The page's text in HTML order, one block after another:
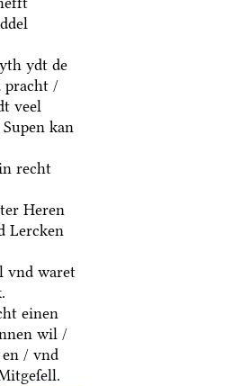
ydt de
pracht /
veel
kan
recht
Heren
Lercken
vnd waret
einen
wil /
/ vnd